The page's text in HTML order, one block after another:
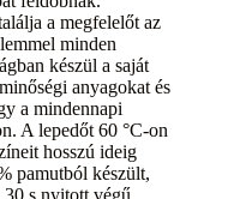
a megfelelőt az
minden
készül a saját
anyagokat és
a mindennapi
A lepedőt 60 °C-on
hosszú ideig
pamutból készült,